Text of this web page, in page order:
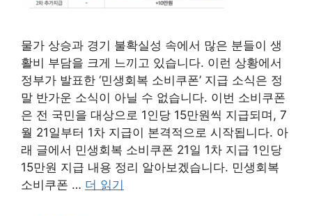
물가 상승과 경기 불확실성 속에서 많은 분들이 생
활비 부담을 크게 느끼고 있습니다. 이런 상황에서
정부가 발표한 ‘민생회복 소비쿠폰’ 지급 소식은 정
말 반가운 소식이 아닐 수 없습니다. 이번 소비쿠폰
은 전 국민을 대상으로 1인당 15만원씩 지급되며, 7
월 21일부터 1차 지급이 본격적으로 시작됩니다. 아
래 글에서 민생회복 소비쿠폰 21일 1차 지급 1인당
15만원 지급 내용 정리 알아보겠습니다. 민생회복
소비쿠폰 … 더 읽기